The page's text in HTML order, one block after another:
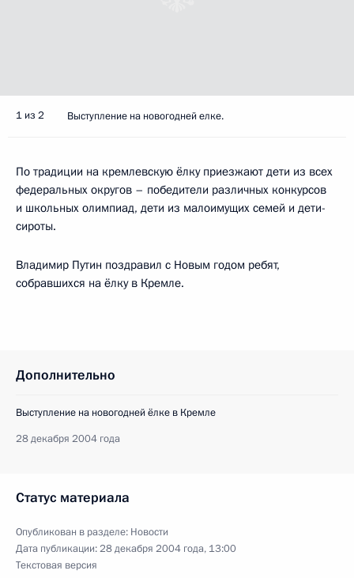
1 из 2 Выступление на новогодней елке.
По традиции на кремлевскую ёлку приезжают дети из всех
федеральных округов – победители различных конкурсов
и школьных олимпиад, дети из малоимущих семей и дети-
сироты.
Владимир Путин поздравил с Новым годом ребят,
собравшихся на ёлку в Кремле.
Дополнительно
Выступление на новогодней ёлке в Кремле
28 декабря 2004 года
Статус материала
Опубликован в разделе: Новости
Дата публикации:28 декабря 2004 года, 13:00
Текстовая версия